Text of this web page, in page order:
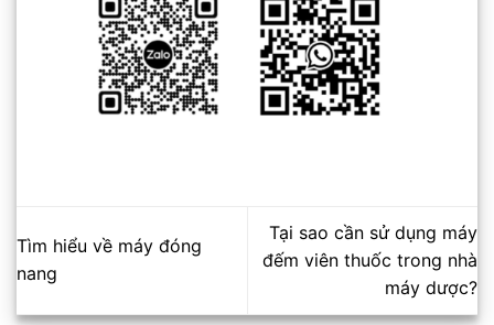
Tìm hiểu về máy đóng
nang
Tại sao cần sử dụng máy
đếm viên thuốc trong nhà
máy dược?